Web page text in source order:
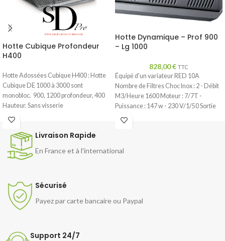
Hotte Cubique Profondeur
H400
Hotte Adossées Cubique H400 : Hotte
Cubique DE 1000 à 3000 sont
monobloc. 900, 1200 profondeur, 400
Hauteur. Sans visserie
Hotte Dynamique – Prof 900
– Lg 1000
828,00€ TTC
Équipé d'un variateur RED 10A
Nombre de Filtres Choc Inox : 2 - Débit
M3/Heure 1600 Moteur : 7/7T -
Puissance : 147 w - 230 V/1/50 Sortie
d'Évacuation : 21 x 23 Dim Ext : L 1000 x
Livraison Rapide
En France et à l'international
Sécurisé
Payez par carte bancaire ou Paypal
Support 24/7